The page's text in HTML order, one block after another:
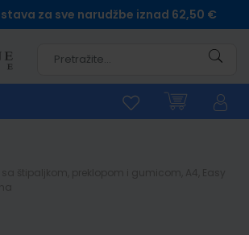
za sve narudžbe iznad 62,50 €